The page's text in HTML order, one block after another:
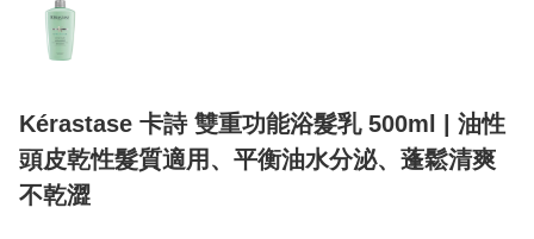
Kérastase 卡詩 雙重功能浴髮乳 500ml | 油性
頭皮乾性髮質適用、平衡油水分泌、蓬鬆清爽
不乾澀